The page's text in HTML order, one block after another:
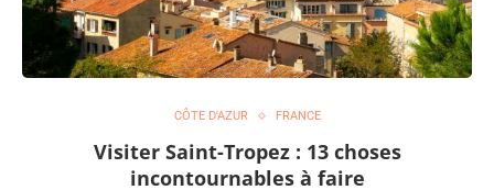
CÔTE D'AZUR FRANCE
Visiter Saint-Tropez : 13 choses
incontournables à faire